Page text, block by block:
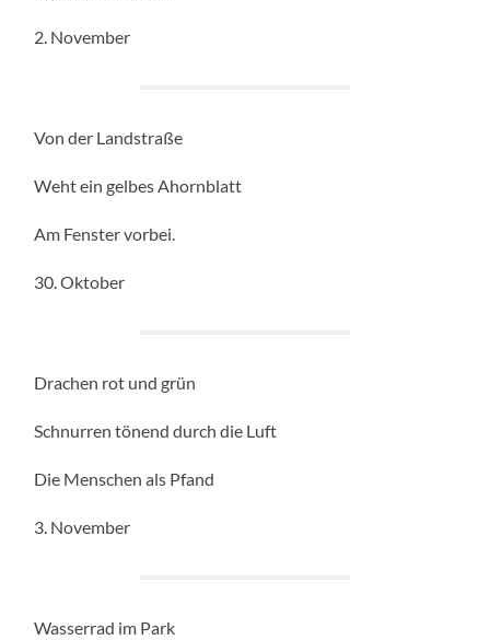
2. November
Von der Landstraße
Weht ein gelbes Ahornblatt
Am Fenster vorbei.
30. Oktober
Drachen rot und grün
Schnurren tönend durch die Luft
Die Menschen als Pfand
3. November
Wasserrad im Park